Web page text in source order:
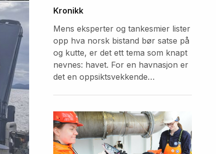
Kronikk
Mens eksperter og tankesmier lister
opp hva norsk bistand bør satse på
og kutte, er det ett tema som knapt
nevnes: havet. For en havnasjon er
det en oppsiktsvekkende